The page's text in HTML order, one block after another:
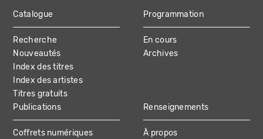
MAIN
NAVIGATION
Catalogue
Recherche
Nouveautés
Index des titres
Index des artistes
Titres gratuits
Programmation
En cours
Archives
Publications
Coffrets numériques
Renseignements
À propos